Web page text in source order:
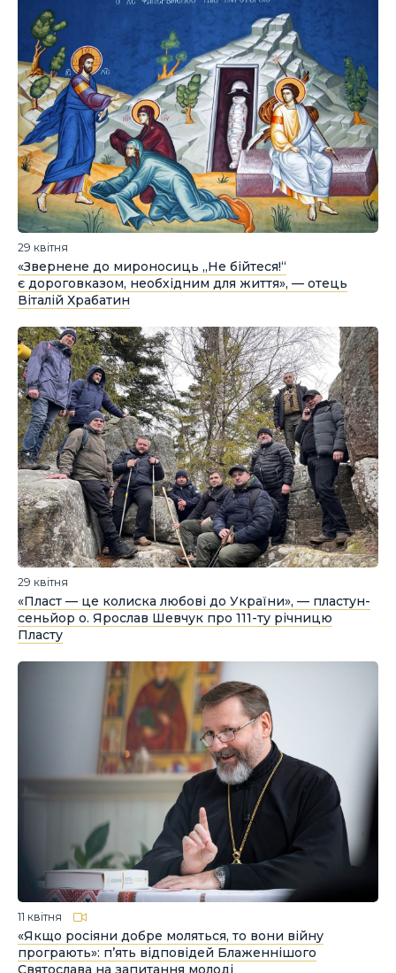
29 квітня
«Звернене до мироносиць „Не бійтеся!“
є дороговказом, необхідним для життя», — отець
Віталій Храбатин
29 квітня
«Пласт — це колиска любові до України», — пластун-
сеньйор о. Ярослав Шевчук про 111-ту річницю
Пласту
11 квітня
«Якщо росіяни добре моляться, то вони війну
програють»: п’ять відповідей Блаженнішого
Святослава на запитання молоді